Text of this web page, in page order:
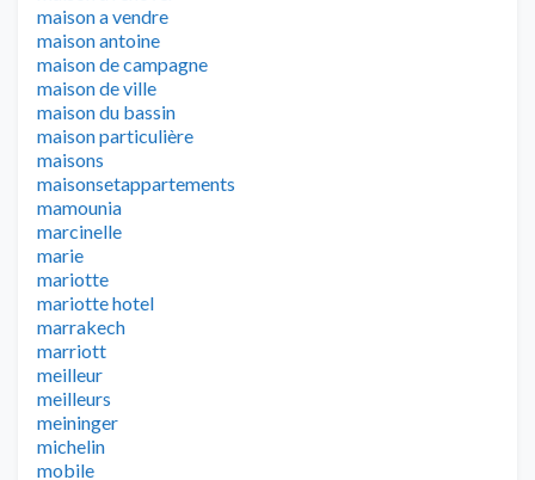
maison a vendre
maison antoine
maison de campagne
maison de ville
maison du bassin
maison particulière
maisons
maisonsetappartements
mamounia
marcinelle
marie
mariotte
mariotte hotel
marrakech
marriott
meilleur
meilleurs
meininger
michelin
mobile